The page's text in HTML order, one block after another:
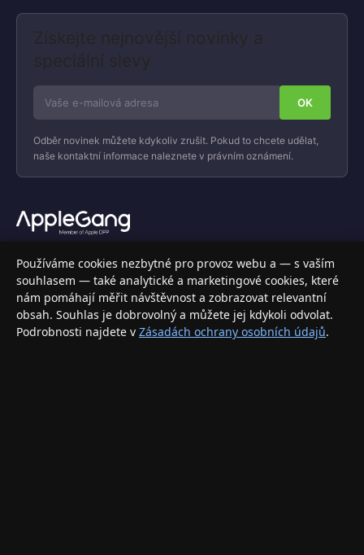
Získejte nejnovější novinky a
speciální slevy
Odběr novinek můžete kdykoliv zrušit. Pokud to chcete udělat,
naše kontaktní informace naleznete v právním oznámení.
Váš specializovaný obchod s Apple produkty, příslušenstvím a
elektronikou. Nakupujte bezpečně a s jistotou.
INFORMACE
Doprava a doručení
Používáme cookies nezbytné pro provoz webu a — s vaším
souhlasem — také analytické a marketingové cookies, které
nám pomáhají měřit návštěvnost a zobrazovat relevantní
obsah. Souhlas je dobrovolný a můžete jej kdykoli odvolat.
Podrobnosti najdete v Zásadách ochrany osobních údajů.